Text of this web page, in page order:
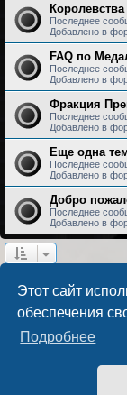
Этот сайт
обеспечения
Подробнее
Последнее
Добавлено в
FAQ по
Последнее
Добавлено в
Фракция
Последнее
Добавлено в
Еще одна
Последнее
Добавлено в
Добро
Последнее
Добавлено в
Список форумов
Создано на